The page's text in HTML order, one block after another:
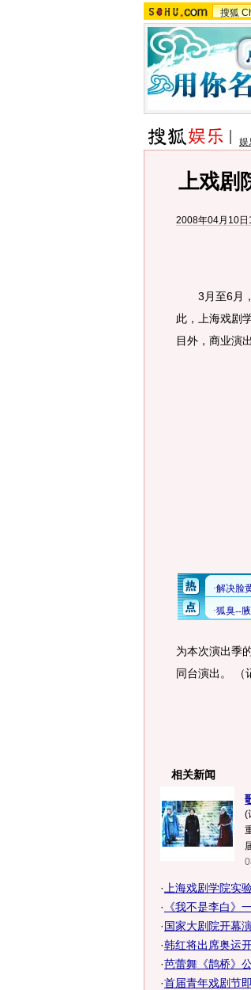
搜狐
娱
上戏剧
2008年04月10日
3月至6月，
此，上海戏剧
目外，商业演
为本次演出季
同台演出。 （
相关新闻
(
· 上海戏剧学院实
· 《我不是李白》
·国家大剧院开幕
·韩红将出席奥运
·芭蕾舞《鹊桥》
·首届青年戏剧节